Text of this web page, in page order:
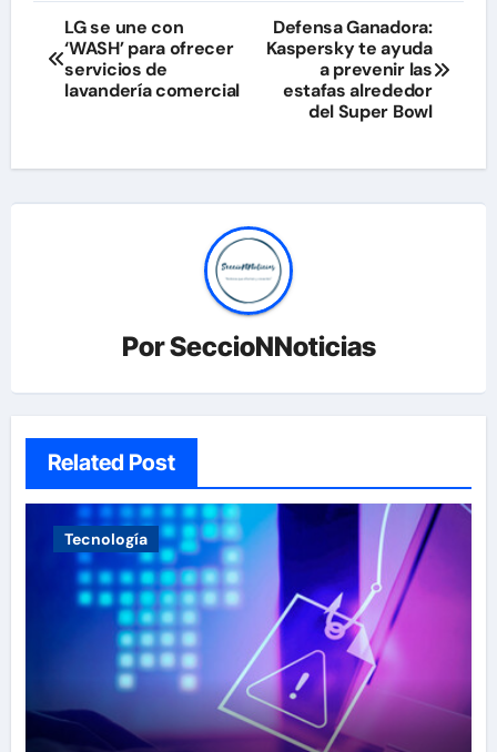
Navegación
de
LG se une con
‘WASH’ para ofrecer
servicios de
lavandería comercial
Defensa Ganadora:
Kaspersky te ayuda
a prevenir las
estafas alrededor
del Super Bowl
PorSeccioNNoticias
Related Post
Tecnología